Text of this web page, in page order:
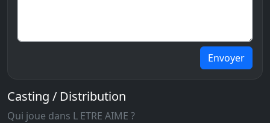
Envoyer
Casting / Distribution
Qui joue dans L ETRE AIME ?